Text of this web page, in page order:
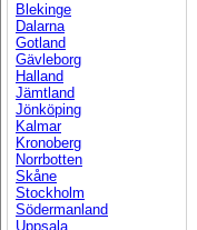
Blekinge
Dalarna
Gotland
Gävleborg
Halland
Jämtland
Jönköping
Kalmar
Kronoberg
Norrbotten
Skåne
Stockholm
Södermanland
Uppsala